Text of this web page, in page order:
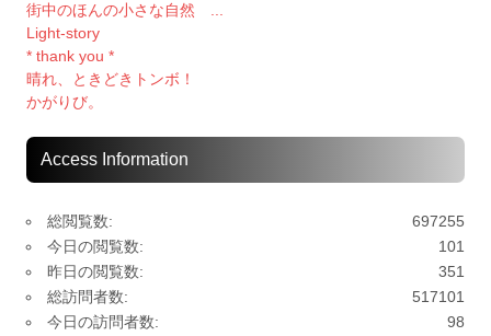
街中のほんの小さな自然 ...
Light-story
* thank you *
晴れ、ときどきトンボ！
かがりび。
Access Information
697255
総閲覧数:
101
今日の閲覧数:
351
昨日の閲覧数:
517101
総訪問者数:
98
今日の訪問者数: